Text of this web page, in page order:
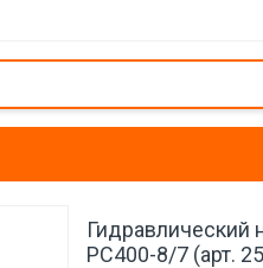
Гидравлический
PC400-8/7 (арт.